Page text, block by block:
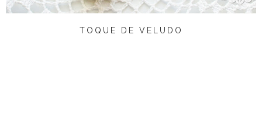
TOQUE DE VELUDO